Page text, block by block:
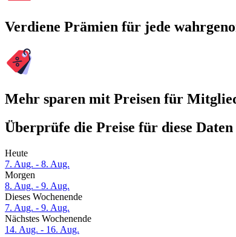
Verdiene Prämien für jede
Mehr sparen mit Preisen für
Überprüfe die Preise für diese Daten
Heute
7. Aug. - 8. Aug.
Morgen
8. Aug. - 9. Aug.
Dieses Wochenende
7. Aug. - 9. Aug.
Nächstes Wochenende
14. Aug. - 16. Aug.